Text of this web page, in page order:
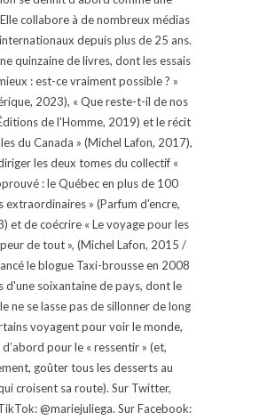
collabore à de nombreux médias
depuis plus de 25 ans.
quinzaine de livres, dont les essais
: est-ce vraiment possible ? »
2023), « Que reste-t-il de nos
de l'Homme, 2019) et le récit
du Canada » (Michel Lafon, 2017),
les deux tomes du collectif «
: le Québec en plus de 100
extraordinaires » (Parfum d'encre,
et de coécrire « Le voyage pour les
de tout », (Michel Lafon, 2015 /
le blogue Taxi-brousse en 2008
d'une soixantaine de pays, dont le
ne se lasse pas de sillonner de long
voyagent pour voir le monde,
d’abord pour le « ressentir » (et,
goûter tous les desserts au
croisent sa route). Sur Twitter,
@mariejuliega. Sur Facebook: